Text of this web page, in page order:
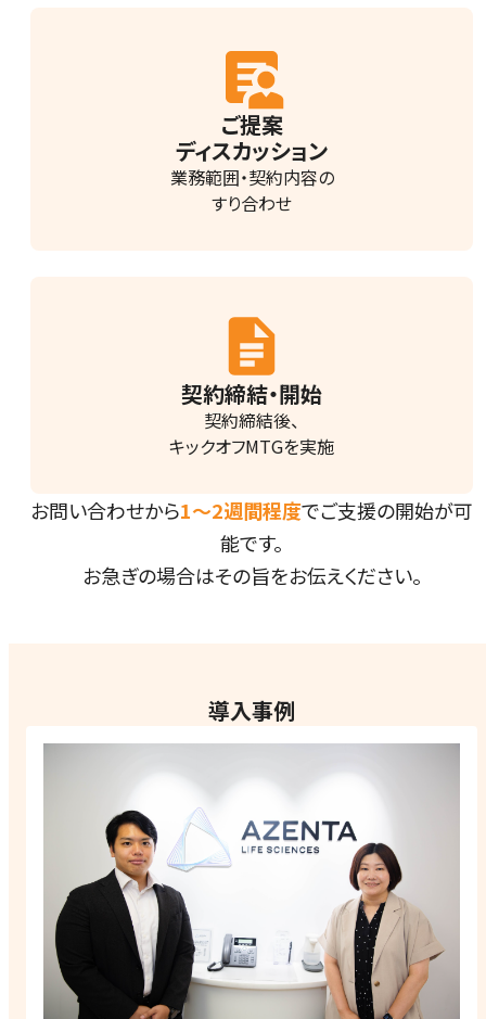
ご提案
ディスカッション
業務範囲・契約内容の
すり合わせ
契約締結・開始
契約締結後、
キックオフMTGを実施
お問い合わせから1～2週間程度でご支援の開始が可
能です。
お急ぎの場合はその旨をお伝えください。
導入事例